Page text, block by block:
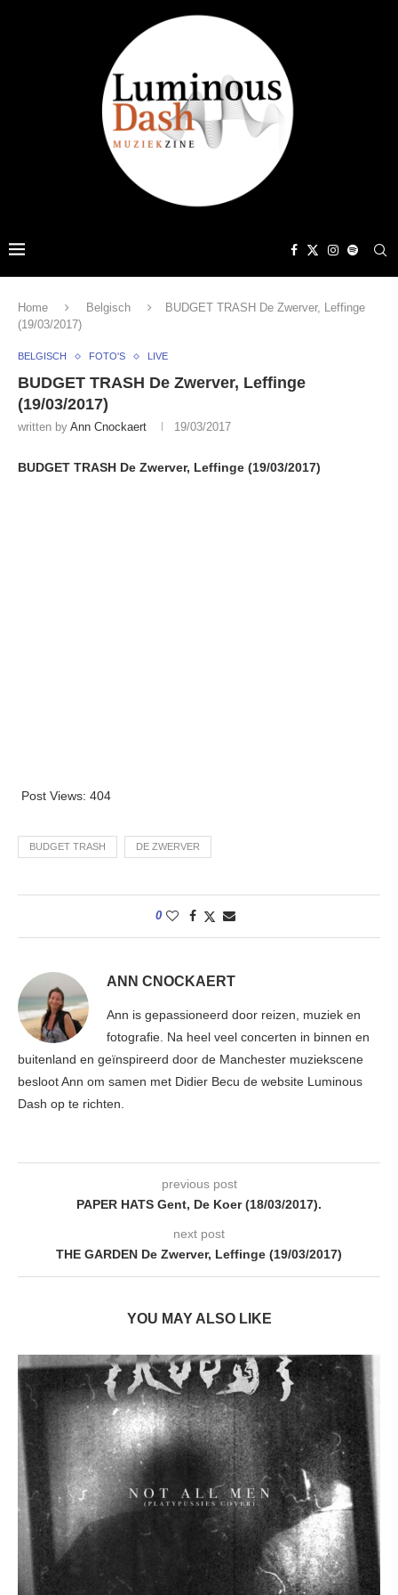
Home Belgisch
BUDGET TRASH De Zwerver, Leffinge
(19/03/2017)
BELGISCH FOTO'S LIVE
BUDGET TRASH De Zwerver, Leffinge
(19/03/2017)
written by Ann Cnockaert 19/03/2017
BUDGET TRASH De Zwerver, Leffinge (19/03/2017)
Post Views: 404
BUDGET TRASH DE ZWERVER
0
ANN CNOCKAERT
Ann is gepassioneerd door reizen, muziek en
fotografie. Na heel veel concerten in binnen en
buitenland en geïnspireerd door de Manchester muziekscene
besloot Ann om samen met Didier Becu de website Luminous
Dash op te richten.
previous post
PAPER HATS Gent, De Koer (18/03/2017).
next post
THE GARDEN De Zwerver, Leffinge (19/03/2017)
YOU MAY ALSO LIKE